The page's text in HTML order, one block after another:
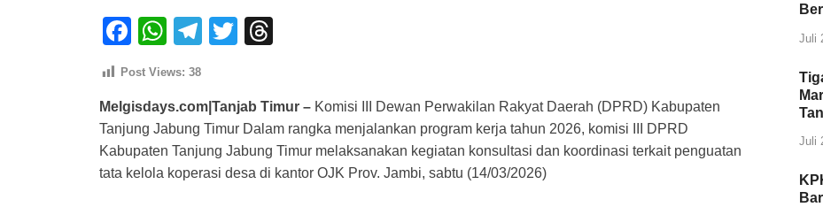
F
a
e
b
o
W
s
A
p
T
gr
a
m
T
er a
d
s
Post Views: 38
Melgisdays.com|Tanjab Timur – Komisi III Dewan Perwakilan Rakyat Daerah (DPRD) Kabupaten
Tanjung Jabung Timur Dalam rangka menjalankan program kerja tahun 2026, komisi III DPRD
Kabupaten Tanjung Jabung Timur melaksanakan kegiatan konsultasi dan koordinasi terkait penguatan
tata kelola koperasi desa di kantor OJK Prov. Jambi, sabtu (14/03/2026)
Juli
Juli